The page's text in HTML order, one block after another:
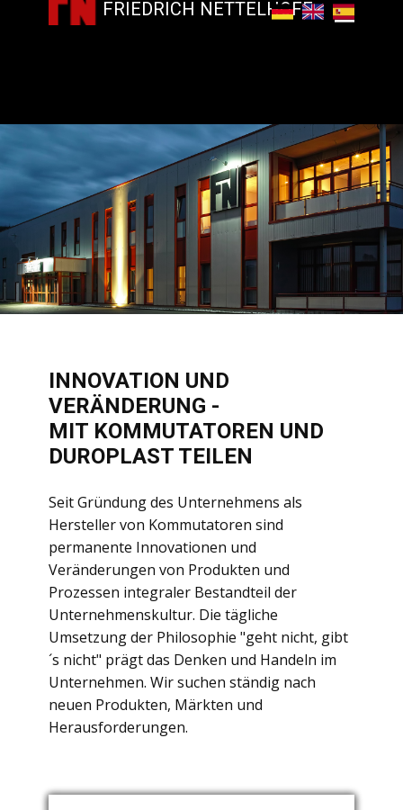
FRIEDRICH NETTELHOFF
INNOVATION UND
VERÄNDERUNG -
MIT KOMMUTATOREN UND
DUROPLAST TEILEN
Seit Gründung des Unternehmens als
Hersteller von Kommutatoren sind
permanente Innovationen und
Veränderungen von Produkten und
Prozessen integraler Bestandteil der
Unternehmenskultur. Die tägliche
Umsetzung der Philosophie "geht nicht, gibt
´s nicht" prägt das Denken und Handeln im
Unternehmen. Wir suchen ständig nach
neuen Produkten, Märkten und
Herausforderungen.